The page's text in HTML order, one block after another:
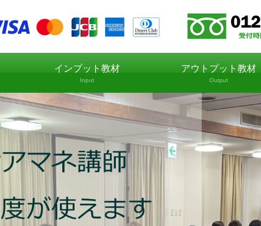
インプット教材
Input
アウトプット教材
Output